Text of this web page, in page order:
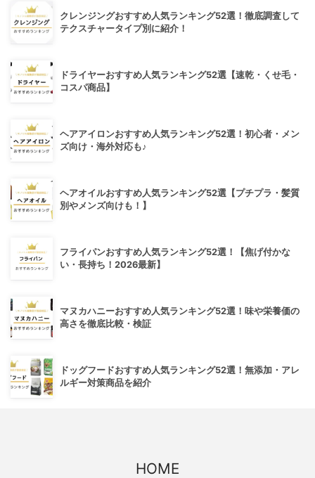
クレンジングおすすめ人気ランキング52選！徹底調査して
テクスチャータイプ別に紹介！
ドライヤーおすすめ人気ランキング52選【速乾・くせ毛・
コスパ商品】
ヘアアイロンおすすめ人気ランキング52選！初心者・メン
ズ向け・海外対応も♪
ヘアオイルおすすめ人気ランキング52選【プチプラ・髪質
別やメンズ向けも！】
フライパンおすすめ人気ランキング52選！【焦げ付かな
い・長持ち！2026最新】
マヌカハニーおすすめ人気ランキング52選！味や栄養価の
高さを徹底比較・検証
ドッグフードおすすめ人気ランキング52選！無添加・アレ
ルギー対策商品を紹介
HOME